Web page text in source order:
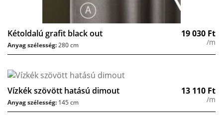
Kétoldalú grafit black out 19 030 Ft
/m
Anyag szélesség:280 cm
Vízkék szövött hatású dimout 13 110 Ft
/m
Anyag szélesség: 145 cm